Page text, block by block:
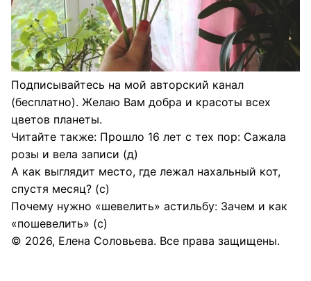
Подписывайтесь на мой авторский канал
(бесплатно). Желаю Вам добра и красоты всех
цветов планеты.
Читайте также: Прошло 16 лет с тех пор: Сажала
розы и вела записи (д)
А как выглядит место, где лежал нахальный кот,
спустя месяц? (с)
Почему нужно «шевелить» астильбу: Зачем и как
«пошевелить» (с)
© 2026, Елена Соловьева. Все права защищены.